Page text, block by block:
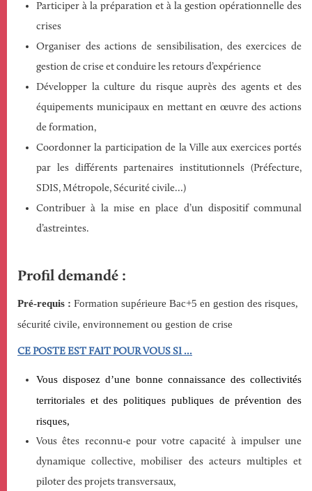
Participer à la préparation et à la gestion opérationnelle des
crises
Organiser des actions de sensibilisation, des exercices de
gestion de crise et conduire les retours d’expérience
Développer la culture du risque auprès des agents et des
équipements municipaux en mettant en œuvre des actions
de formation,
Coordonner la participation de la Ville aux exercices portés
par les différents partenaires institutionnels (Préfecture,
SDIS, Métropole, Sécurité civile…)
Contribuer à la mise en place d’un dispositif communal
d’astreintes.
Profil demandé
Pré-requis : Formation supérieure Bac+5 en gestion des risques,
sécurité civile, environnement ou gestion de crise
CE POSTE EST FAIT POUR VOUS SI ...
Vous disposez d’une bonne connaissance des collectivités
territoriales et des politiques publiques de prévention des
risques,
Vous êtes reconnu-e pour votre capacité à impulser une
dynamiquecollective, mobiliser des acteurs multiples et
piloter des projets transversaux,